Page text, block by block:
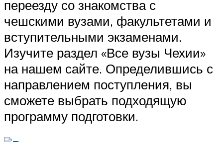
переезду со знакомства с
чешскими вузами, факультетами и
вступительными экзаменами.
Изучите раздел «Все вузы Чехии»
на нашем сайте. Определившись с
направлением поступления, вы
сможете выбрать подходящую
программу подготовки.